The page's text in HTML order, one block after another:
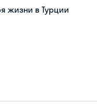
жизни в Турции